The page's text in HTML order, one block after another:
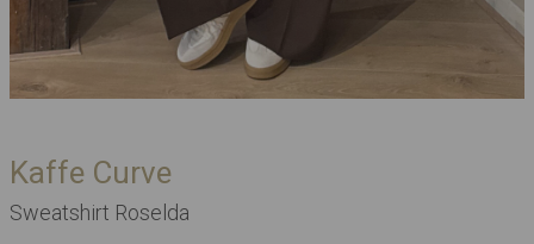
Kaffe Curve
Sweatshirt Roselda